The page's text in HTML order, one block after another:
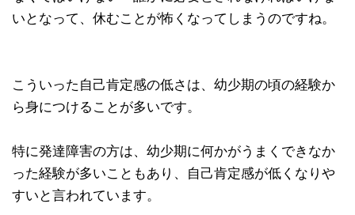
いとなって、休むことが怖くなってしまうのですね。
こういった自己肯定感の低さは、幼少期の頃の経験か
ら身につけることが多いです。
特に発達障害の方は、幼少期に何かがうまくできなか
った経験が多いこともあり、自己肯定感が低くなりや
すいと言われています。